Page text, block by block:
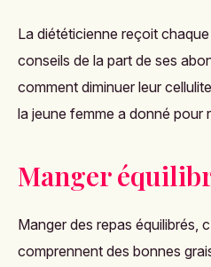
La diététicienne reçoit
conseils de la part de ses
comment diminuer leur
la jeune femme a donné pour
Manger
Manger des repas équilibrés,
comprennent des bonnes